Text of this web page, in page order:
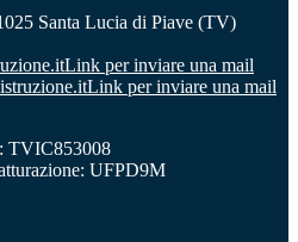
Santa Lucia di Piave (TV)
Link per inviare una mail
Link per inviare una mail
TVIC853008
UFPD9M